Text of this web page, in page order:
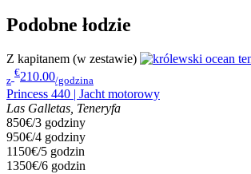
Podobne łodzie
Z kapitanem (w zestawie)
z
€210.00/godzina
Princess 440 | Jacht motorowy
Las Galletas, Teneryfa
850€/3 godziny
950€/4 godziny
1150€/5 godzin
1350€/6 godzin